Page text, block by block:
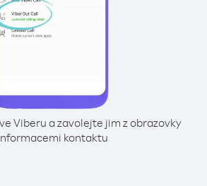
Viberu a zavolejte jim z obrazovky
kontaktu